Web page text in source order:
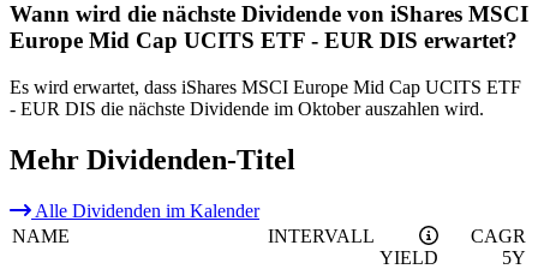
Wann wird die nächste Dividende von iShares MSCI
Europe Mid Cap UCITS ETF - EUR DIS erwartet?
Es wird erwartet, dass iShares MSCI Europe Mid Cap UCITS ETF
- EUR DIS die nächste Dividende im Oktober auszahlen wird.
Mehr Dividenden-Titel
Alle Dividenden im Kalender
NAME
INTERVALL
YIELD
CAGR
5Y